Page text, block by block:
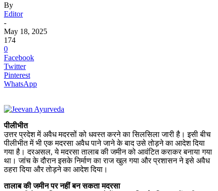
By
Editor
-
May 18, 2025
174
0
Facebook
Twitter
Pinterest
WhatsApp
पीलीभीत
उत्तर प्रदेश में अवैध मदरसों को धवस्त करने का सिलसिला जारी है। इसी बीच
पीलीभीत में भी एक मदरसा अवैध पाने जाने के बाद उसे तोड़ने का आदेश दिया
गया है। दरअसल, ये मदरसा तालाब की जमीन को आवंटित कराकर बनाया गया
था। जांच के दौरान इसके निर्माण का राज खुल गया और प्रशासन ने इसे अवैध
ठहरा दिया और तोड़ने का आदेश दिया।
तालाब की जमीन पर नहीं बन सकता मदरसा